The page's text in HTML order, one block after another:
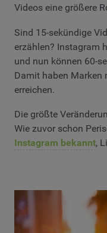
Videos eine größere
Sind 15-sekündige
erzählen? Instagram
und nun können 60-
Damit haben Marken
erreichen.
Die größte
Wie zuvor schon
Instagram bekannt,